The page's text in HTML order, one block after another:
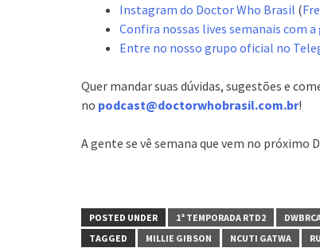
Instagram do Doctor Who Brasil (
Confira nossas lives semanais com
Entre no nosso grupo oficial no
Quer mandar suas dúvidas, sugestões e
no podcast@doctorwhobrasil.com.br!
A gente se vê semana que vem no próximo
POSTED UNDER 1ª TEMPORADA RTD2
TAGGED
MILLIE GIBSON NCUTI GATWA